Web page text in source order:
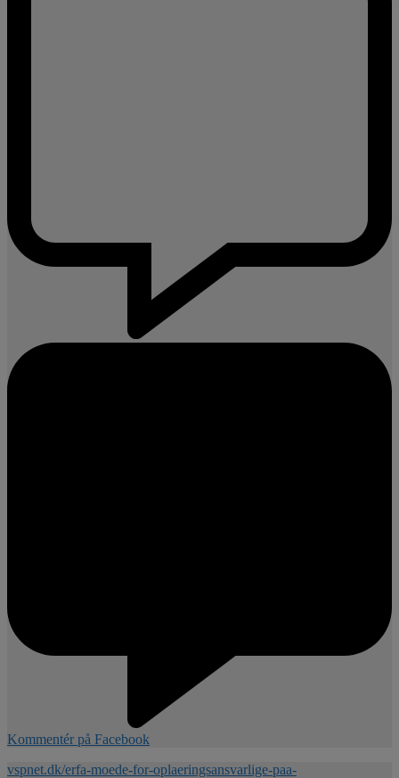
Kommentér på Facebook
vspnet.dk/erfa-moede-for-oplaeringsansvarlige-paa-